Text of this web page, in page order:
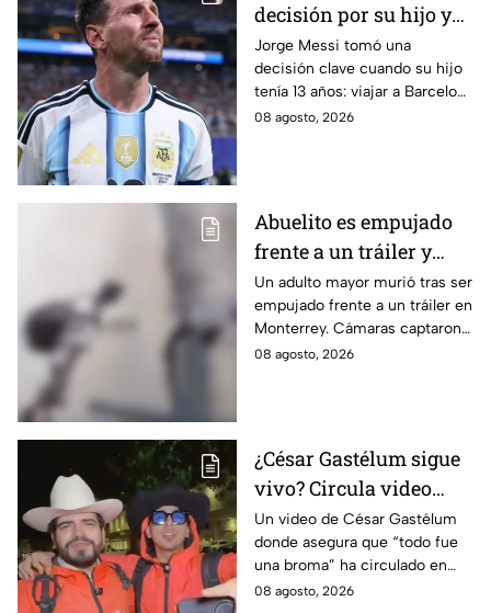
decisión por su hijo y
terminó cambiando la
historia del fútbol
Jorge Messi tomó una
decisión clave cuando su hijo
tenía 13 años: viajar a Barcelona
para buscar oportunidades
08 agosto, 2026
Abuelito es empujado
frente a un tráiler y
muere atropellado; el
agresor escapó |
IMÁGENES SENSIBLES
Un adulto mayor murió tras ser
empujado frente a un tráiler en
Monterrey. Cámaras captaron
el momento y autoridades
08 agosto, 2026
¿César Gastélum sigue
vivo? Circula video
donde afirma que “todo
fue una broma”
Un video de César Gastélum
donde asegura que “todo fue
una broma” ha circulado en
redes sociales tras su muerte
08 agosto, 2026